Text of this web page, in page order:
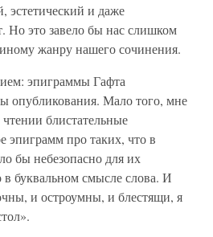
эстетический и даже
Но это завело бы нас слишком
жанру нашего сочинения.
эпиграммы Гафта
опубликования. Мало того, мне
блистательные
эпиграмм про таких, что в
бы небезопасно для их
в буквальном смысле слова. И
и остроумны, и блестящи, я